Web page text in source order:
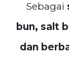
Sebagai
bun, salt
dan